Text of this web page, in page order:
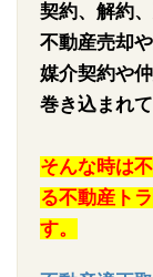
契約、解約
不動産売却
媒介契約や
巻き込まれて
そんな時は
る不動産ト
す。